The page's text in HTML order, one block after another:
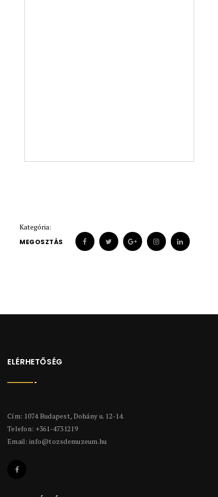
Kategória:
MEGOSZTÁS
ELÉRHETŐSÉG
Cím: 1074 Budapest, Dohány u. 12-14.
Telefon: +361-4731219
Email: info@tozsdemuzeum.hu